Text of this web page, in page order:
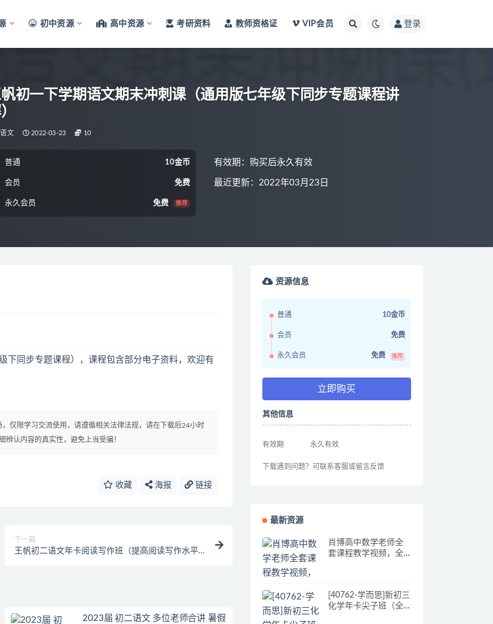
初中资源 高中资源 考研资料 教师资格证 VIP会员 登录
初一下学期语文期末冲刺课（通用版七年级下同步专题课程讲
文 2022-03-23 10
普通 10金币
会员 免费
永久会员 免费 推荐
有效期：购买后永久有效
最近更新：2022年03月23日
下同步专题课程），课程包含部分电子资料，欢迎有
仅限学习交流使用，请遵循相关法律法规，请在下载后24小时
辨认内容的真实性，避免上当受骗！
收藏 海报 链接
下一篇
王帆初二语文年卡阅读写作班（提高阅读写作水平
2023届 初二语文 多位老师合讲 暑假
资源信息
普通 10金币
会员 免费
永久会员 免费 推荐
立即购买
其他信息
有效期 永久有效
下载遇到问题？可联系客服或留言反馈
最新资源
肖博高中数学老师全
套课程教学视频，全
[40762-学而思]新初三
化学年卡尖子班（全